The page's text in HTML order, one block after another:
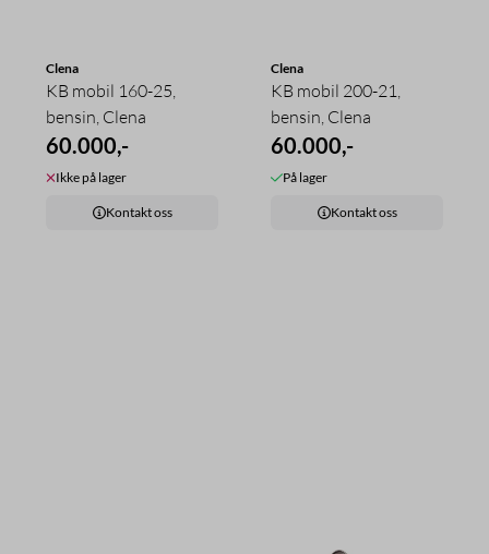
Clena
KB mobil 160-25,
bensin, Clena
60.000,-
Ikke på lager
Kontakt oss
Clena
KB mobil 200-21,
bensin, Clena
60.000,-
På lager
Kontakt oss